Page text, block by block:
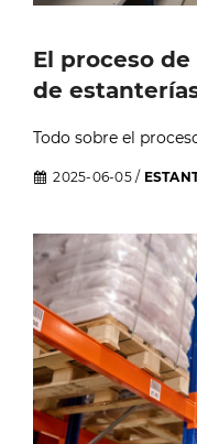
El proceso
de
Todo sobre el
2025-06-05/